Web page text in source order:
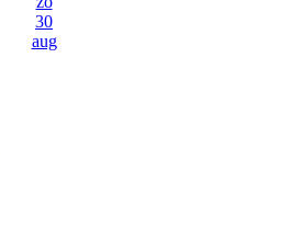
30
aug